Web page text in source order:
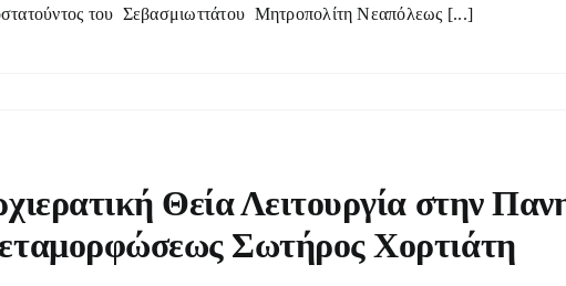
του Σεβασμιωττάτου Μητροπολίτη Νεαπόλεως [...]
Θεία Λειτουργία στην
Σωτήρος Χορτιάτη